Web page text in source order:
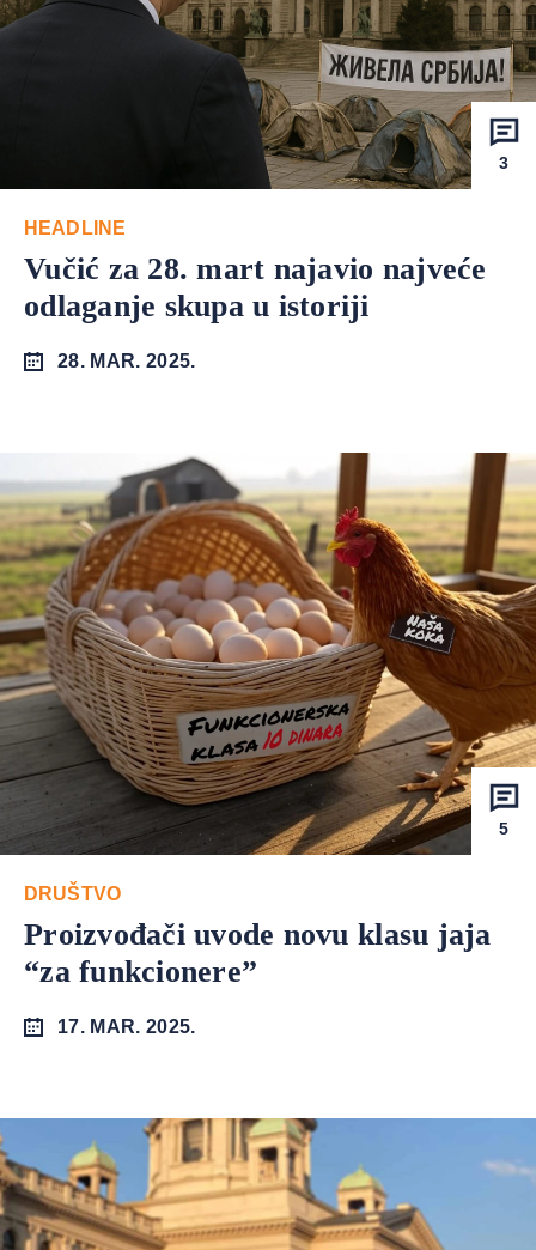
3
HEADLINE
Vučić za 28. mart najavio najveće
odlaganje skupa u istoriji
28. MAR. 2025.
5
DRUŠTVO
Proizvođači uvode novu klasu jaja
“za funkcionere”
17. MAR. 2025.